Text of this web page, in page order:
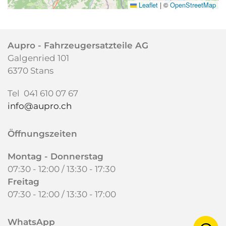
Leaflet | © OpenStreetMap
Aupro - Fahrzeugersatzteile AG
Galgenried 101
6370 Stans
Tel 041 610 07 67
info@aupro.ch
Öffnungszeiten
Montag - Donnerstag
07:30 - 12:00 / 13:30 - 17:30
Freitag
07:30 - 12:00 / 13:30 - 17:00
WhatsApp